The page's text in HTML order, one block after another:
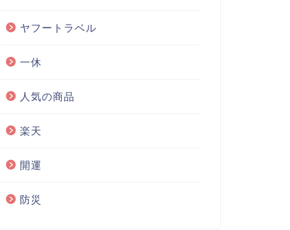
ヤフートラベル
一休
人気の商品
楽天
開運
防災